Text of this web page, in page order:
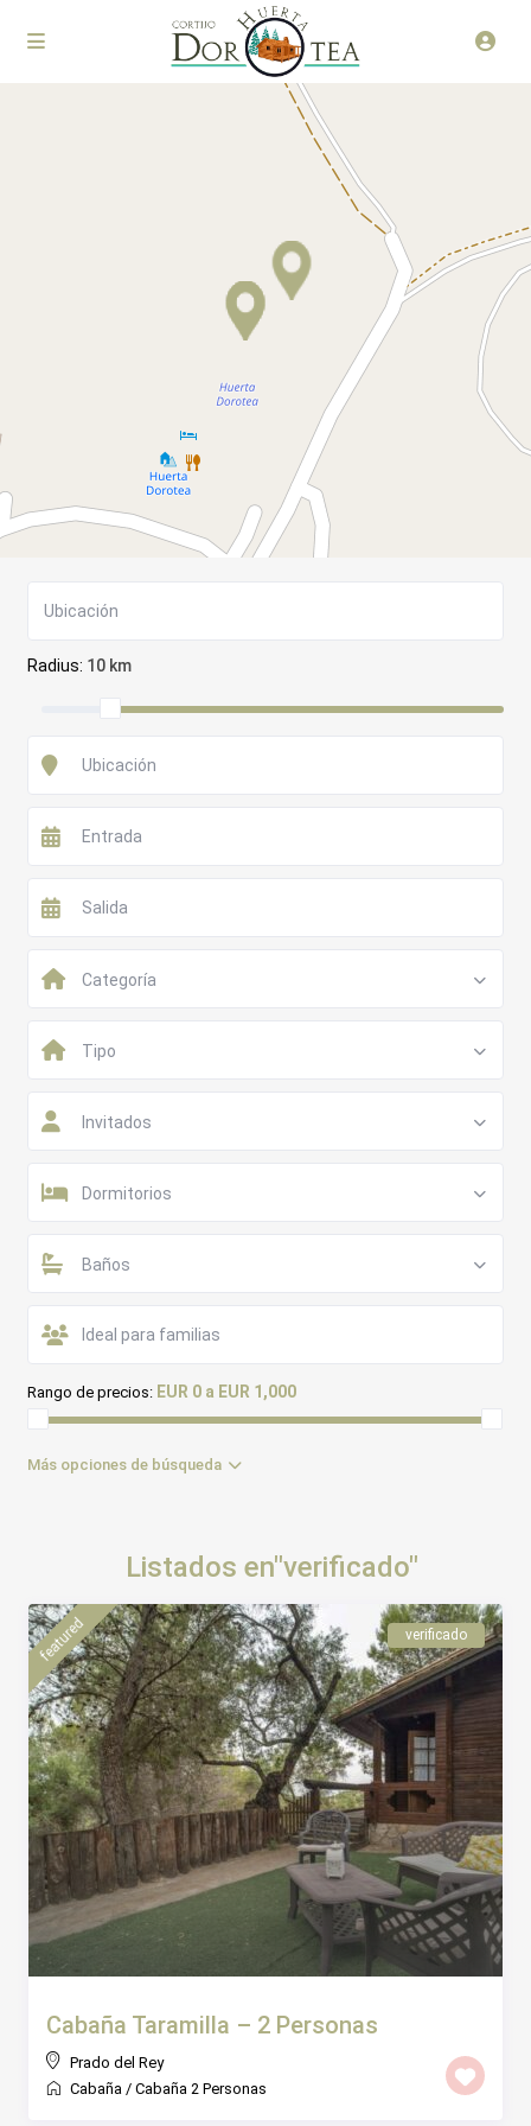
Radius: 10 km
Categoría
Tipo
Invitados
Dormitorios
Baños
Rango de precios: EUR 0 a EUR 1,000
Más opciones de búsqueda
Listados en"verificado"
featured verificado
Cabaña Taramilla – 2 Personas
Prado del Rey
Cabaña / Cabaña 2 Personas